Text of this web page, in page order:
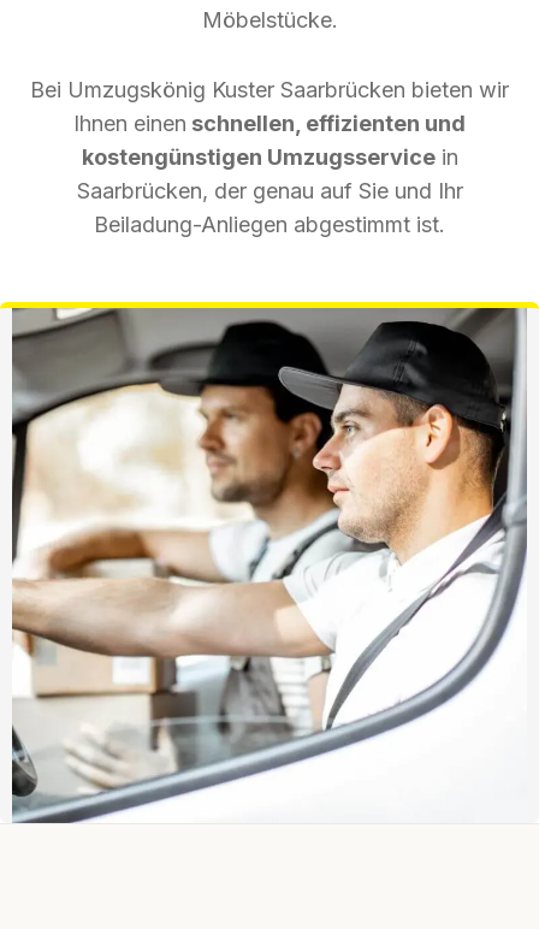
Möbelstücke.
Bei Umzugskönig Kuster Saarbrücken bieten wir
Ihnen einen schnellen, effizienten und
kostengünstigen Umzugsservicein
Saarbrücken, der genau auf Sie und Ihr
Beiladung-Anliegen abgestimmt ist.